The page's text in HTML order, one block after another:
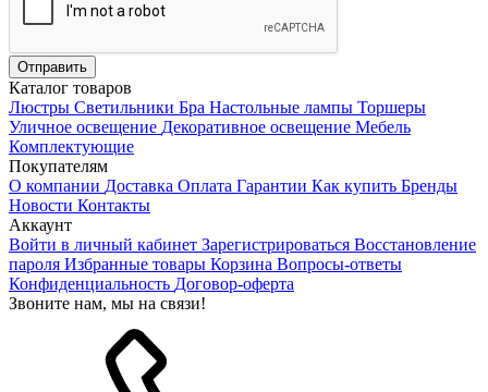
Каталог товаров
Люстры Светильники Бра Настольные лампы Торшеры
Уличное освещение Декоративное освещение Мебель
Комплектующие
Покупателям
О компании Доставка Оплата Гарантии Как купить Бренды
Новости Контакты
Аккаунт
Войти в личный кабинет Зарегистрироваться Восстановление
пароля Избранные товары Корзина Вопросы-ответы
Конфиденциальность Договор-оферта
Звоните нам, мы на связи!